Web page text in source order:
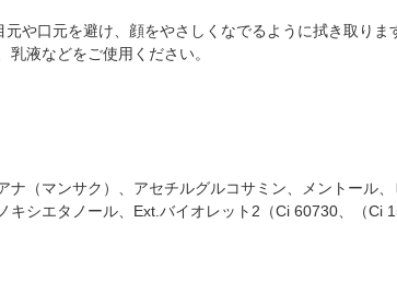
や口元を避け、顔をやさしくなでるように拭き取りま
液などをご使用ください。
（マンサク）、アセチルグルコサミン、メントール
シエタノール、Ext.バイオレット2（Ci 60730、（Ci